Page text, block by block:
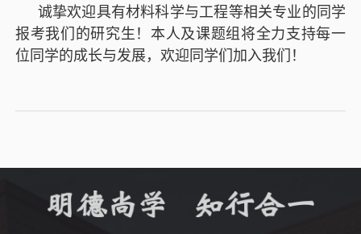
诚挚欢迎具有材料科学与工程等相关专业的同学
报考我们的研究生！ 本人及课题组将全力支持每一
位同学的成长与发展，欢迎同学们加入我们！